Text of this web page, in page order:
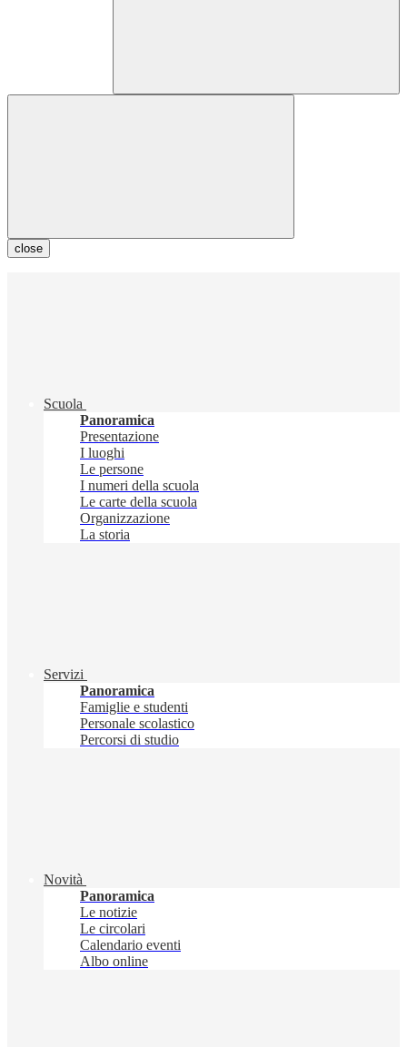
close
Scuola
Panoramica
Presentazione
I luoghi
Le persone
I numeri della scuola
Le carte della scuola
Organizzazione
La storia
Servizi
Panoramica
Famiglie e studenti
Personale scolastico
Percorsi di studio
Novità
Panoramica
Le notizie
Le circolari
Calendario eventi
Albo online